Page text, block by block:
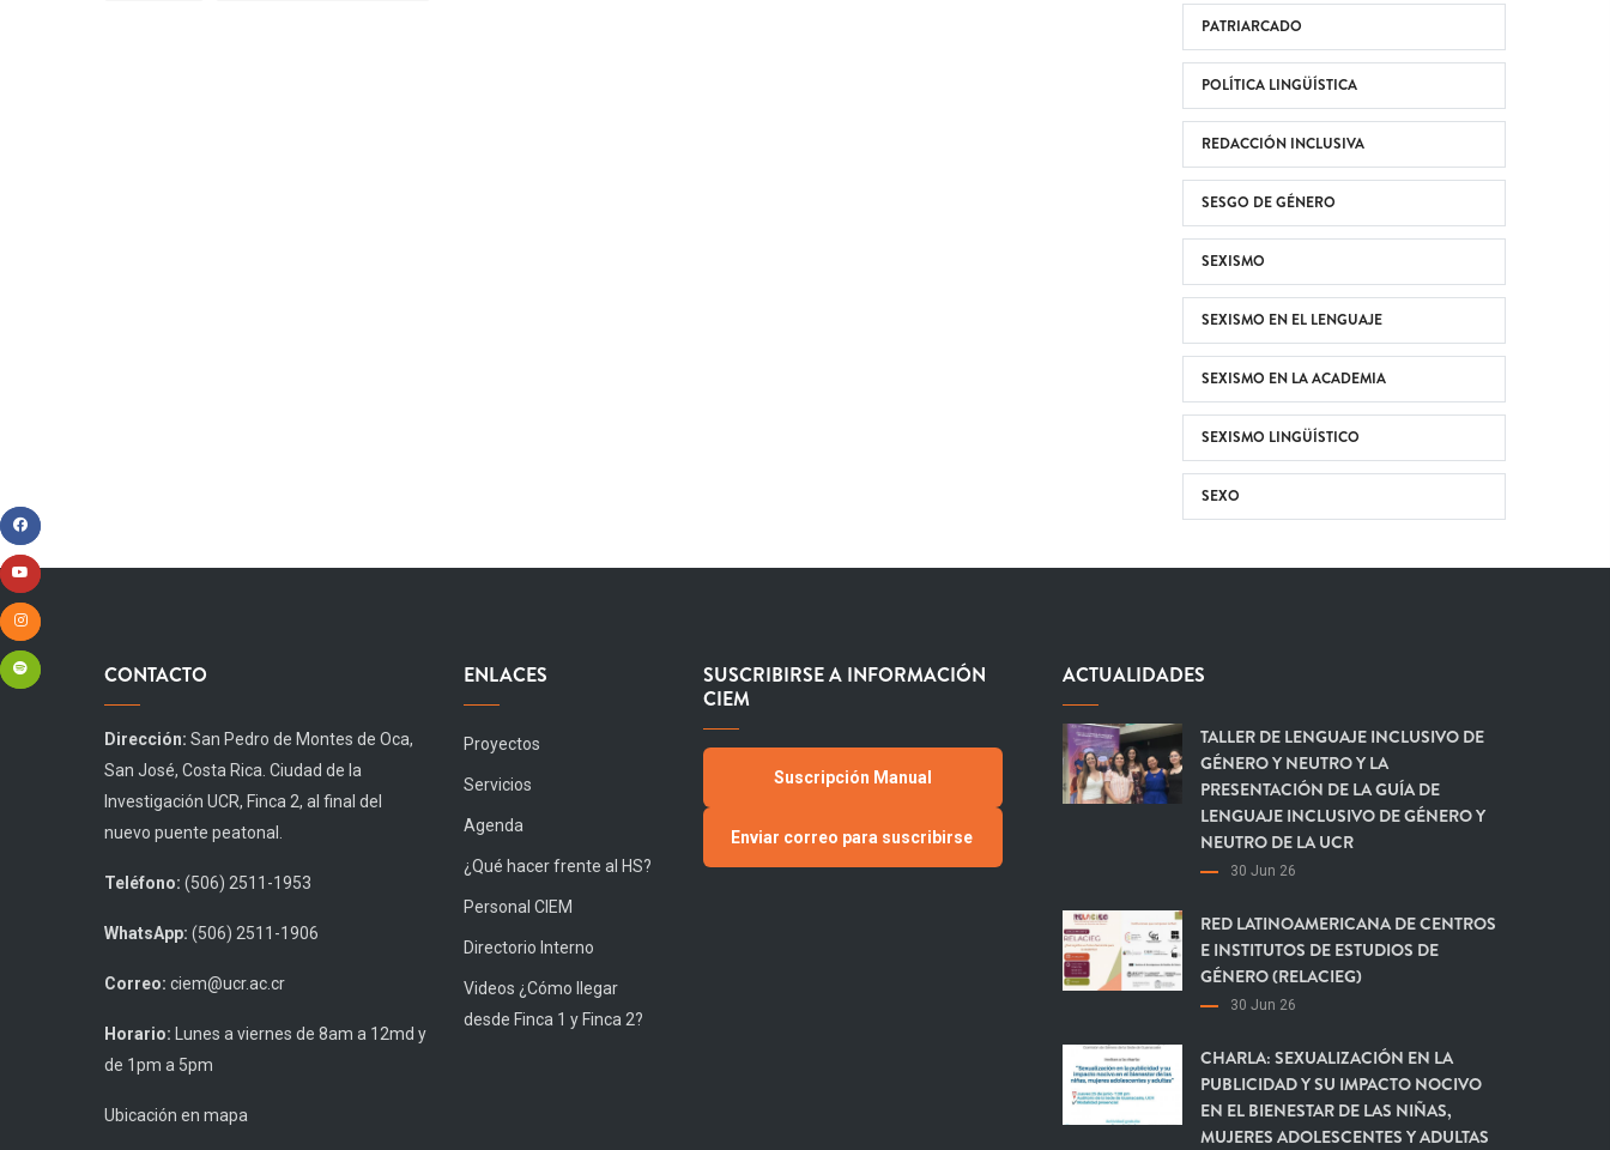
PATRIARCADO
POLÍTICA LINGÜÍSTICA
REDACCIÓN INCLUSIVA
SESGO DE GÉNERO
SEXISMO
SEXISMO EN EL LENGUAJE
SEXISMO EN LA ACADEMIA
SEXISMO LINGÜÍSTICO
SEXO
CONTACTO
Dirección: San Pedro de Montes de Oca,
San José, Costa Rica. Ciudad de la
Investigación UCR, Finca 2, al final del
nuevo puente peatonal.
Teléfono: (506) 2511-1953
WhatsApp: (506) 2511-1906
Correo: ciem@ucr.ac.cr
Horario: Lunes a viernes de 8am a 12md y
de 1pm a 5pm
Ubicación en mapa
ENLACES
Proyectos
Servicios
Agenda
¿Qué hacer frente al HS?
Personal CIEM
Directorio Interno
Videos ¿Cómo llegar
desde Finca 1 y Finca 2?
SUSCRIBIRSE A INFORMACIÓN
CIEM
Suscripción Manual
Enviar correo para suscribirse
ACTUALIDADES
TALLER DE LENGUAJE INCLUSIVO DE
GÉNERO Y NEUTRO Y LA
PRESENTACIÓN DE LA GUÍA DE
LENGUAJE INCLUSIVO DE GÉNERO Y
NEUTRO DE LA UCR
30 Jun 26
RED LATINOAMERICANA DE CENTROS
E INSTITUTOS DE ESTUDIOS DE
GÉNERO (RELACIEG)
30 Jun 26
CHARLA: SEXUALIZACIÓN EN LA
PUBLICIDAD Y SU IMPACTO NOCIVO
EN EL BIENESTAR DE LAS NIÑAS,
MUJERES ADOLESCENTES Y ADULTAS